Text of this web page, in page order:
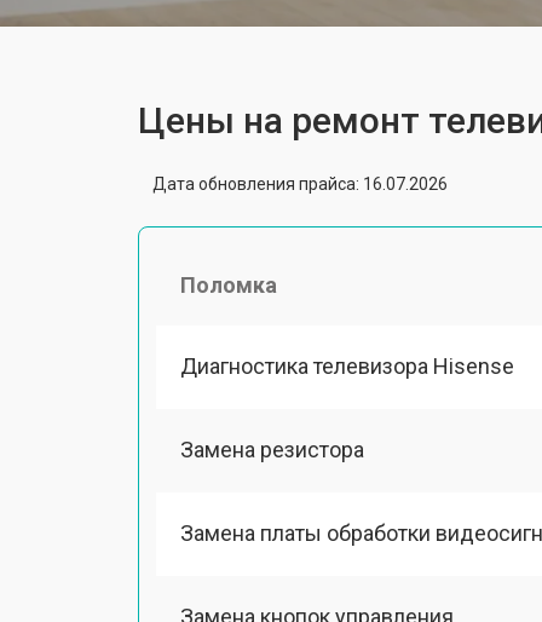
Цены на ремонт
Дата обновления прайса: 16.07.2026
Поломка
Диагностика телевизора Hisense
Замена резистора
Замена платы обработки
Замена кнопок управления